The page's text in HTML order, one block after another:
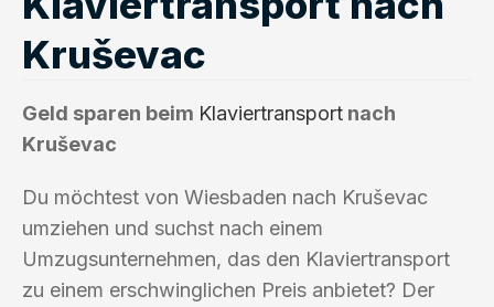
Kruševac
Geld sparen beim Klaviertransport nach
Kruševac
Du möchtest von Wiesbaden nach Kruševac
umziehen und suchst nach einem
Umzugsunternehmen, das den Klaviertransport
zu einem erschwinglichen Preis anbietet? Der